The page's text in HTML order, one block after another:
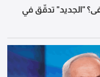
"الجديد" تدقّق في